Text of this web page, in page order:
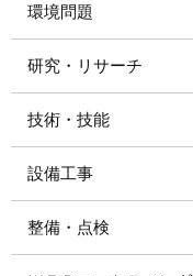
環境問題
研究・リサーチ
技術・技能
設備工事
整備・点検